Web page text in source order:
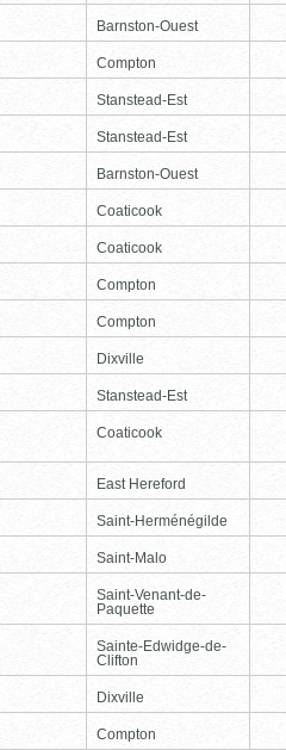
Barnston-Ouest
Compton
Stanstead-Est
Stanstead-Est
Barnston-Ouest
Coaticook
Coaticook
Compton
Compton
Dixville
Stanstead-Est
Coaticook
East Hereford
Saint-Herménégilde
Saint-Malo
Saint-Venant-de-
Paquette
Sainte-Edwidge-de-
Clifton
Dixville
Compton